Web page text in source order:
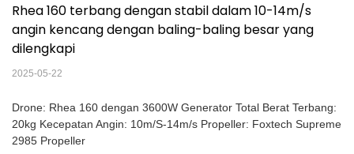
Rhea 160 terbang dengan stabil dalam 10-14m/s
angin kencang dengan baling-baling besar yang
dilengkapi
2025-05-22
Drone: Rhea 160 dengan 3600W Generator Total Berat Terbang:
20kg Kecepatan Angin: 10m/S-14m/s Propeller: Foxtech Supreme
2985 Propeller